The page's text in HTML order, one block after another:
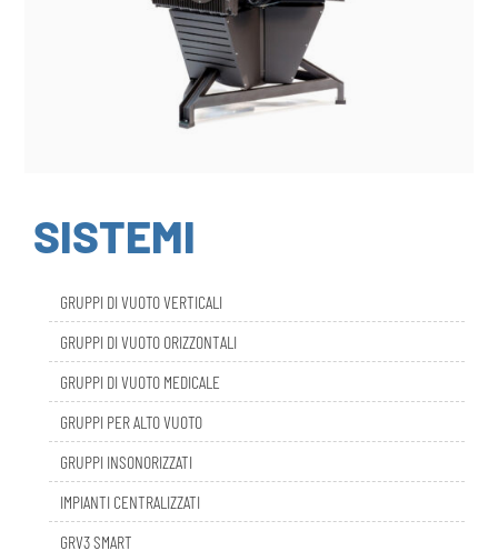
SISTEMI
GRUPPI DI VUOTO ORIZZONTALI
GRUPPI DI VUOTO MEDICALE
GRUPPI PER ALTO VUOTO
GRUPPI INSONORIZZATI
IMPIANTI CENTRALIZZATI
GRV3 SMART